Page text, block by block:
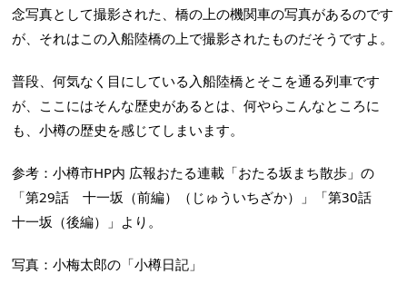
念写真として撮影された、橋の上の機関車の写真があるのです
が、それはこの入船陸橋の上で撮影されたものだそうですよ。
普段、何気なく目にしている入船陸橋とそこを通る列車です
が、ここにはそんな歴史があるとは、何やらこんなところに
も、小樽の歴史を感じてしまいます。
参考：小樽市HP内 広報おたる連載「おたる坂まち散歩」の
「第29話 十一坂（前編）（じゅういちざか）」「第30話
十一坂（後編）」より。
写真：小梅太郎の「小樽日記」